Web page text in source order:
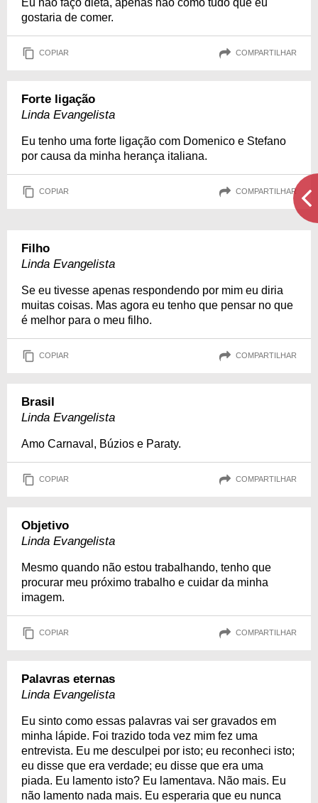
gostaria de comer.
COPIAR COMPARTILHAR
Forte ligação
Linda Evangelista
Eu tenho uma forte ligação com Domenico e Stefano
por causa da minha herança italiana.
COPIAR COMPARTILHAR
Filho
Linda Evangelista
Se eu tivesse apenas respondendo por mim eu diria
muitas coisas. Mas agora eu tenho que pensar no que
é melhor para o meu filho.
COPIAR COMPARTILHAR
Brasil
Linda Evangelista
Amo Carnaval, Búzios e Paraty.
COPIAR COMPARTILHAR
Objetivo
Linda Evangelista
Mesmo quando não estou trabalhando, tenho que
procurar meu próximo trabalho e cuidar da minha
imagem.
COPIAR COMPARTILHAR
Palavras eternas
Linda Evangelista
Eu sinto como essas palavras vai ser gravados em
minha lápide. Foi trazido toda vez mim fez uma
entrevista. Eu me desculpei por isto; eu reconheci isto;
eu disse que era verdade; eu disse que era uma
piada. Eu lamento isto? Eu lamentava. Não mais. Eu
não lamento nada mais. Eu esperaria que eu nunca